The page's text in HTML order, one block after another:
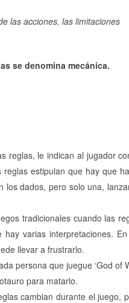
las acciones, las limitaciones
se denomina mecánica.
reglas, le indican al jugador
estipulan que hay que
los dados, pero solo una,
tradicionales cuando las
varias interpretaciones.
llevar a frustrarlo.
persona que juegue ‘God of
para matarlo.
cambian durante el juego,